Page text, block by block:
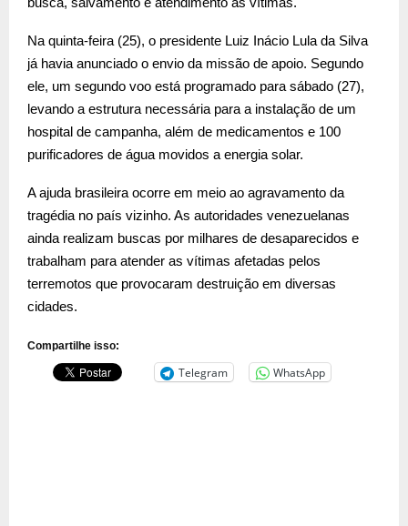
Na quinta-feira (25), o presidente Luiz Inácio Lula da Silva
já havia anunciado o envio da missão de apoio. Segundo
ele, um segundo voo está programado para sábado (27),
levando a estrutura necessária para a instalação de um
hospital de campanha, além de medicamentos e 100
purificadores de água movidos a energia solar.
A ajuda brasileira ocorre em meio ao agravamento da
tragédia no país vizinho. As autoridades venezuelanas
ainda realizam buscas por milhares de desaparecidos e
trabalham para atender as vítimas afetadas pelos
terremotos que provocaram destruição em diversas
cidades.
Compartilhe isso:
Telegram WhatsApp